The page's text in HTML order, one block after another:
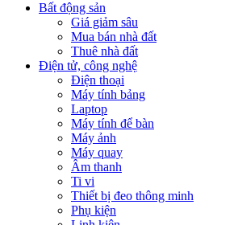
Bất động sản
Giá giảm sâu
Mua bán nhà đất
Thuê nhà đất
Điện tử, công nghệ
Điện thoại
Máy tính bảng
Laptop
Máy tính để bàn
Máy ảnh
Máy quay
Âm thanh
Ti vi
Thiết bị đeo thông minh
Phụ kiện